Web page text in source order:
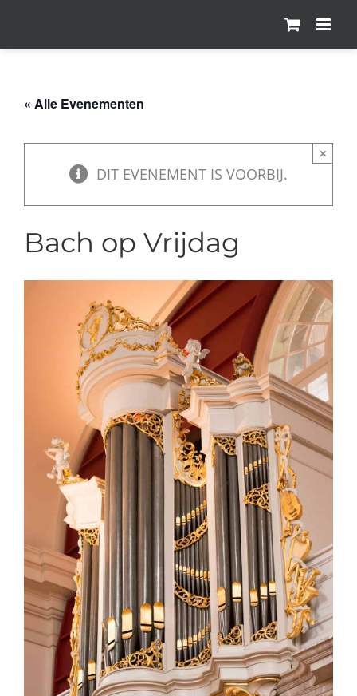
inhoud
« Alle Evenementen
DIT EVENEMENT IS VOORBIJ.
×
Bach op Vrijdag